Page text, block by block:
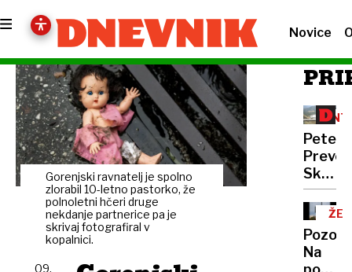
Novice
Gorenjski ravnatelj je spolno
zlorabil 10-letno pastorko, že
polnoletni hčeri druge
nekdanje partnerice pa je
skrivaj fotografiral v
kopalnici.
09.
Peter
Prevc:
policaji
niso
dela
Pozor:
Na